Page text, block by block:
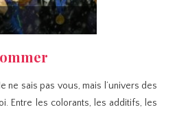
ne sais pas vous, mais l’univers des
Entre les colorants, les additifs, les